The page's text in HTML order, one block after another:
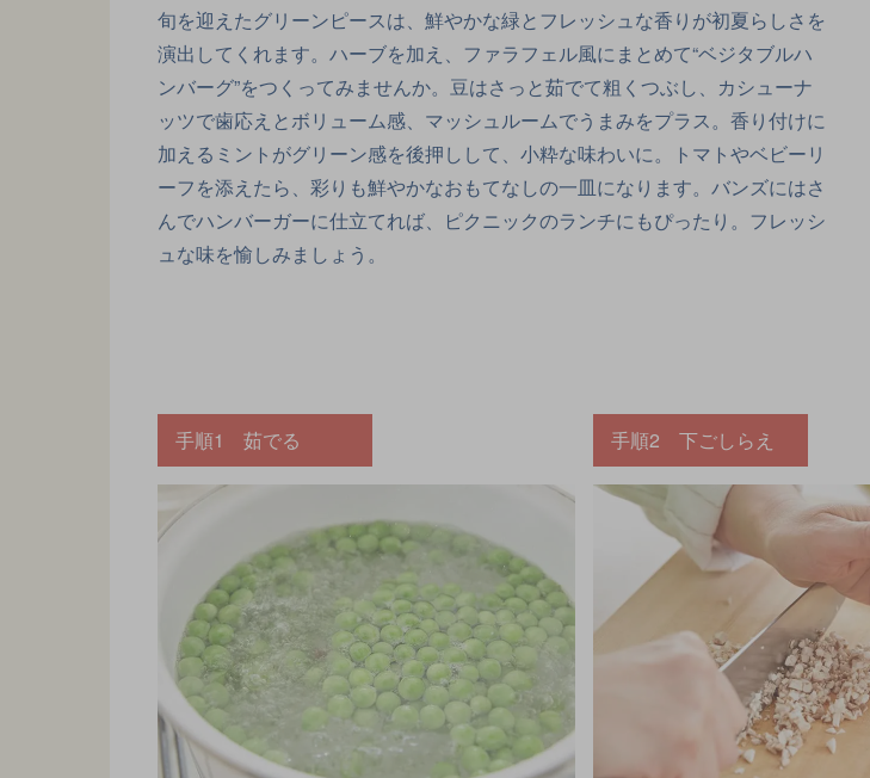
旬を迎えたグリーンピースは、鮮やかな緑とフレッシュな香りが初夏らしさを
演出してくれます。ハーブを加え、ファラフェル風にまとめて“ベジタブルハ
ンバーグ”をつくってみませんか。豆はさっと茹でて粗くつぶし、カシューナ
ッツで歯応えとボリューム感、マッシュルームでうまみをプラス。香り付けに
加えるミントがグリーン感を後押しして、小粋な味わいに。トマトやベビーリ
ーフを添えたら、彩りも鮮やかなおもてなしの一皿になります。バンズにはさ
んでハンバーガーに仕立てれば、ピクニックのランチにもぴったり。フレッシ
ュな味を愉しみましょう。
手順1 茹でる 手順2 下ごしらえ